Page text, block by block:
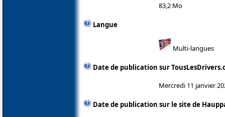
83,2 Mo
Langue
Multi-langues
Date de publication sur
Mercredi 11 janvier
Date de publication sur le site de